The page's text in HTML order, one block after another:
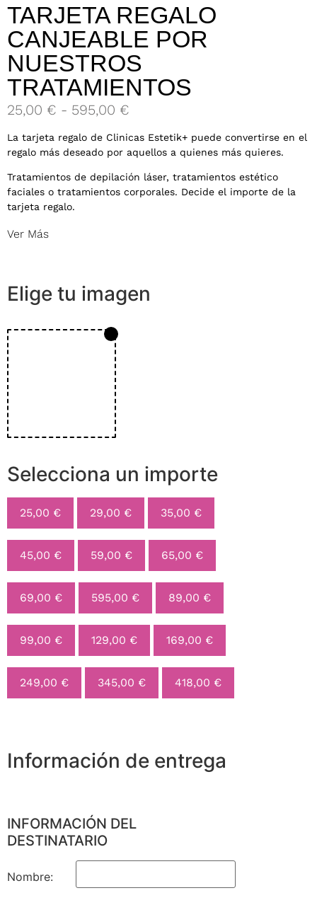
TARJETA REGALO
CANJEABLE POR
NUESTROS
TRATAMIENTOS
25,00 € - 595,00 €
La tarjeta regalo de Clinicas Estetik+ puede convertirse en el
regalo más deseado por aquellos a quienes más quieres.
Tratamientos de depilación láser, tratamientos estético
faciales o tratamientos corporales. Decide el importe de la
tarjeta regalo.
Ver Más
Elige tu imagen
Selecciona un importe
25,00 € 29,00 € 35,00 €
45,00 € 59,00 € 65,00 €
69,00 € 595,00 € 89,00 €
99,00 € 129,00 € 169,00 €
249,00 € 345,00 € 418,00 €
Información de entrega
INFORMACIÓN DEL
DESTINATARIO
Nombre: